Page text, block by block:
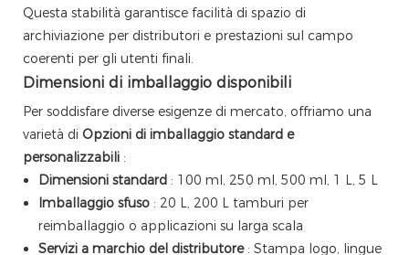
Questa stabilità garantisce facilità di spazio di
archiviazione per distributori e prestazioni sul campo
coerenti per gli utenti finali.
Dimensioni di imballaggio disponibili
Per soddisfare diverse esigenze di mercato, offriamo una
varietà di Opzioni di imballaggio standard e
personalizzabili :
Dimensioni standard : 100 ml, 250 ml, 500 ml, 1 L, 5 L
Imballaggio sfuso : 20 L, 200 L tamburi per
reimballaggio o applicazioni su larga scala
Servizi a marchio del distributore : Stampa logo, lingue